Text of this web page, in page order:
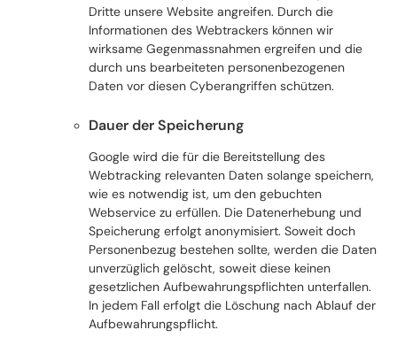
Dritte unsere Website angreifen. Durch die
Informationen des Webtrackers können wir
wirksame Gegenmassnahmen ergreifen und die
durch uns bearbeiteten personenbezogenen
Daten vor diesen Cyberangriffen schützen.
Dauer der Speicherung
Google wird die für die Bereitstellung des
Webtracking relevanten Daten solange speichern,
wie es notwendig ist, um den gebuchten
Webservice zu erfüllen. Die Datenerhebung und
Speicherung erfolgt anonymisiert. Soweit doch
Personenbezug bestehen sollte, werden die Daten
unverzüglich gelöscht, soweit diese keinen
gesetzlichen Aufbewahrungspflichten unterfallen.
In jedem Fall erfolgt die Löschung nach Ablauf der
Aufbewahrungspflicht.